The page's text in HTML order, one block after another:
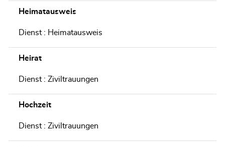
Heimatausweis
Dienst : Heimatausweis
Heirat
Dienst : Ziviltrauungen
Hochzeit
Dienst : Ziviltrauungen